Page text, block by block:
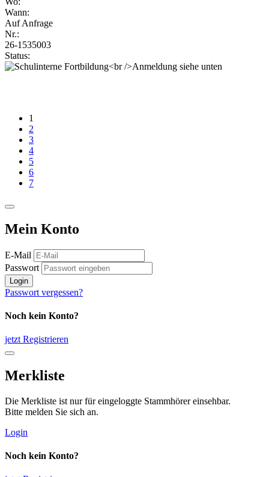
Wann:
Auf Anfrage
Nr.:
26-1535003
Status:
1
2
3
4
5
6
7
Mein Konto
E-Mail
Passwort
Login
Passwort vergessen?
Noch kein Konto?
jetzt Registrieren
Merkliste
Die Merkliste ist nur für eingeloggte Stammhörer einsehbar.
Bitte melden Sie sich an.
Login
Noch kein Konto?